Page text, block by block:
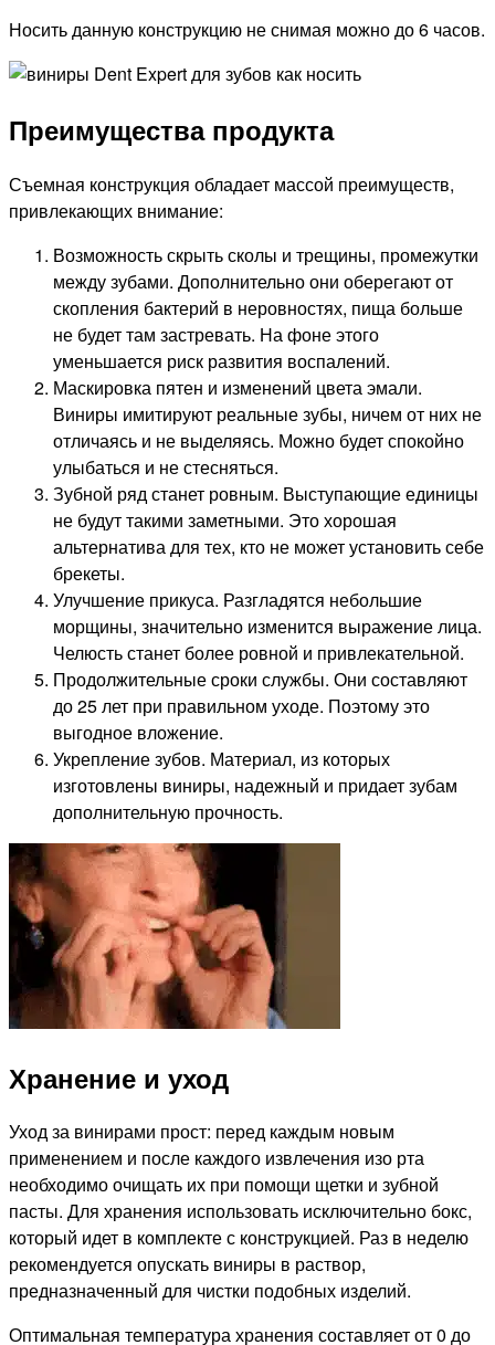
Носить данную конструкцию не снимая можно до 6 часов.
Преимущества продукта
Съемная конструкция обладает массой преимуществ,
привлекающих внимание:
Возможность скрыть сколы и трещины, промежутки
между зубами. Дополнительно они оберегают от
скопления бактерий в неровностях, пища больше
не будет там застревать. На фоне этого
уменьшается риск развития воспалений.
Маскировка пятен и изменений цвета эмали.
Виниры имитируют реальные зубы, ничем от них не
отличаясь и не выделяясь. Можно будет спокойно
улыбаться и не стесняться.
Зубной ряд станет ровным. Выступающие единицы
не будут такими заметными. Это хорошая
альтернатива для тех, кто не может установить себе
брекеты.
Улучшение прикуса. Разгладятся небольшие
морщины, значительно изменится выражение лица.
Челюсть станет более ровной и привлекательной.
Продолжительные сроки службы. Они составляют
до 25 лет при правильном уходе. Поэтому это
выгодное вложение.
Укрепление зубов. Материал, из которых
изготовлены виниры, надежный и придает зубам
дополнительную прочность.
Хранение и уход
Уход за винирами прост: перед каждым новым
применением и после каждого извлечения изо рта
необходимо очищать их при помощи щетки и зубной
пасты. Для хранения использовать исключительно бокс,
который идет в комплекте с конструкцией. Раз в неделю
рекомендуется опускать виниры в раствор,
предназначенный для чистки подобных изделий.
Оптимальная температура хранения составляет от 0 до